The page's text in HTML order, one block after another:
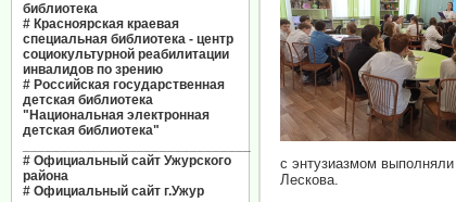
библиотека
# Красноярская краевая
специальная библиотека - центр
социокультурной реабилитации
инвалидов по зрению
# Российская государственная
детская библиотека
"Национальная электронная
детская библиотека"
# Официальный сайт Ужурского
района
# Официальный сайт г.Ужур
с энтузиазмом
Лескова.